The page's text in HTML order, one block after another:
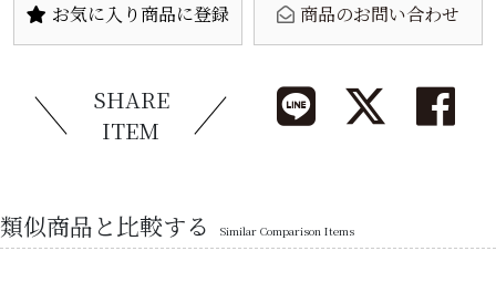
お気に入り商品に登録 商品のお問い合わせ
SHARE
ITEM
類似商品と比較する Similar Comparison Items